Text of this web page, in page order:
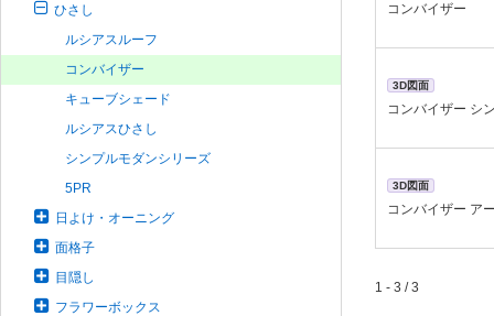
ひさし
ルシアスルーフ
コンバイザー
キューブシェード
ルシアスひさし
シンプルモダンシリーズ
5PR
日よけ・オーニング
面格子
目隠し
フラワーボックス
コンバイザー
3D図面
コンバイザー シ
3D図面
コンバイザー ア
1 - 3 / 3